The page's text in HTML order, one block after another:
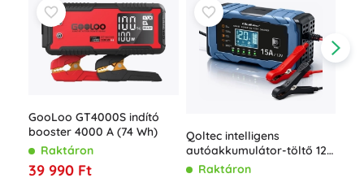
GooLoo GT4000S indító
booster 4000 A (74 Wh)
Raktáron
39 990 Ft
Qoltec intelligens
autóakkumulátor-töltő 12
V 15 A, javító funkcióval
Raktáron